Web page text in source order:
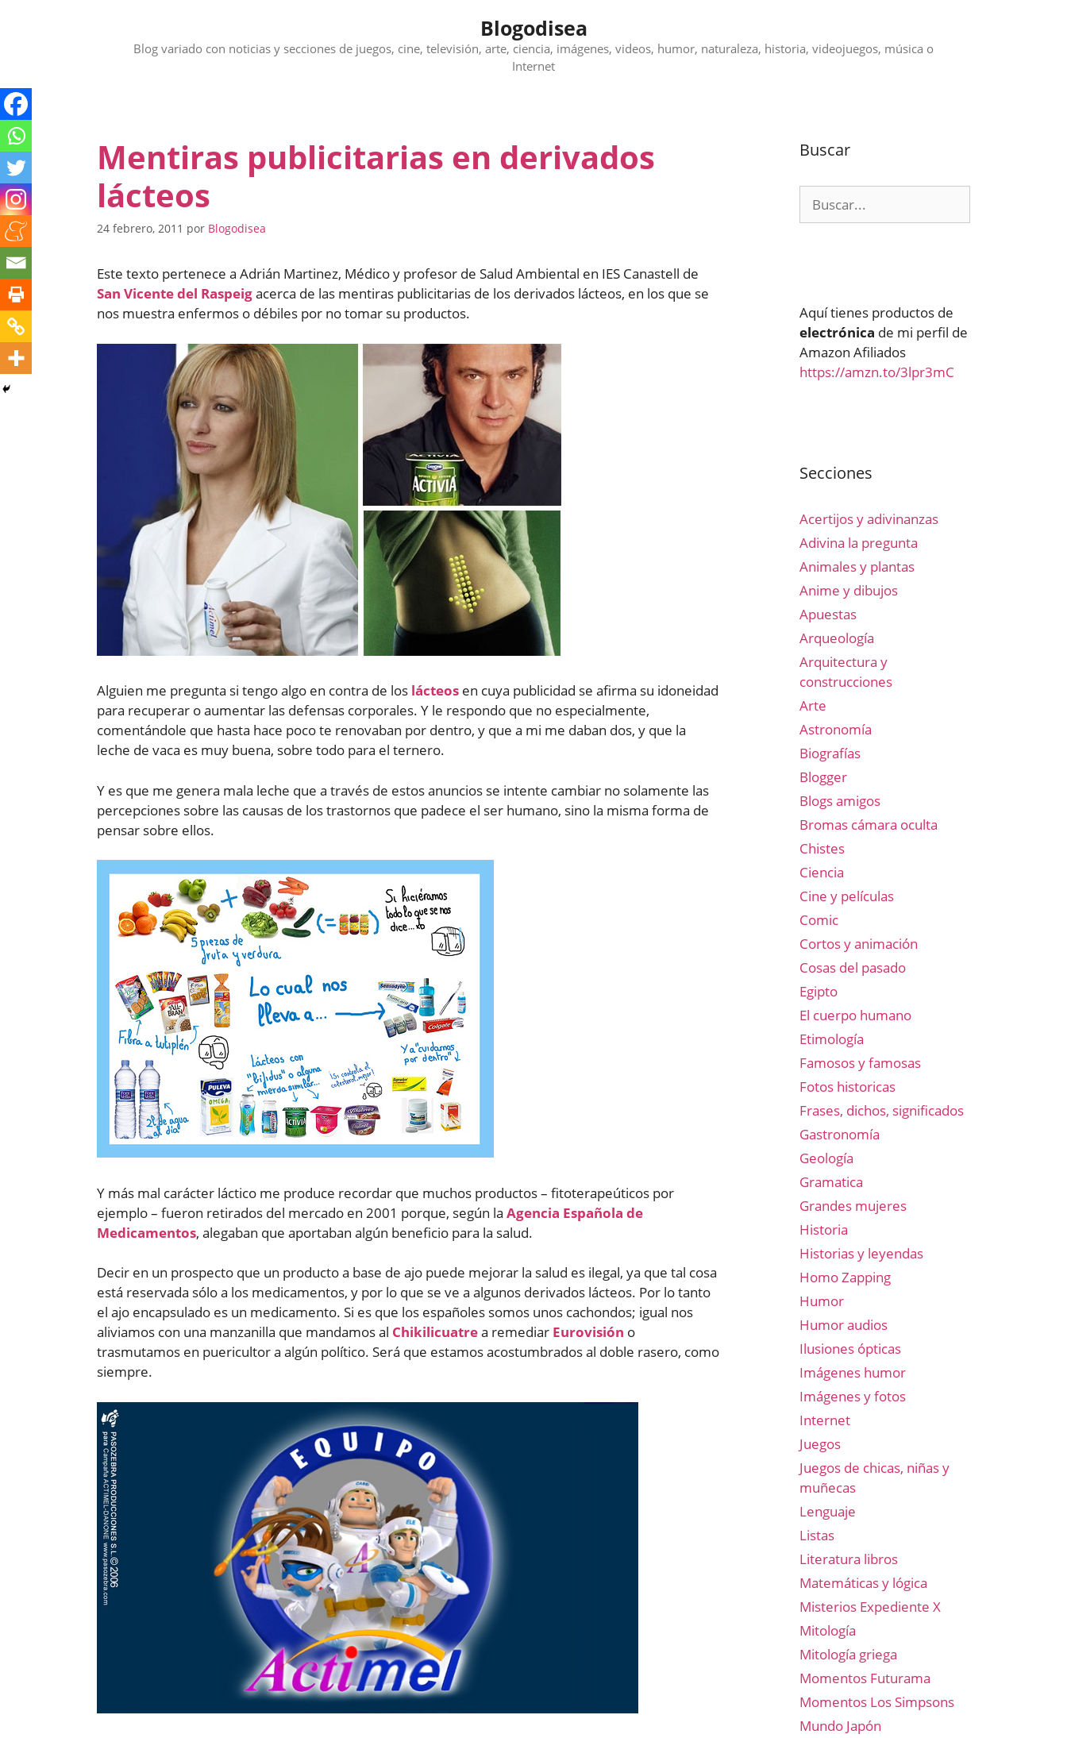
Blogodisea
Blog variado con noticias y secciones de juegos, cine, televisión, arte, ciencia, imágenes, videos, humor, naturaleza, historia, videojuegos, música o
Internet
Mentiras publicitarias en derivados
lácteos
24 febrero, 2011 por Blogodisea
Este texto pertenece a Adrián Martinez, Médico y profesor de Salud Ambiental en IES Canastell de
San Vicente del Raspeigacerca de las mentiras publicitarias de los derivados lácteos, en los que se
nos muestra enfermos o débiles por no tomar su productos.
Alguien me pregunta si tengo algo en contra de los lácteos en cuya publicidad se afirma su idoneidad
para recuperar o aumentar las defensas corporales. Y le respondo que no especialmente,
comentándole que hasta hace poco te renovaban por dentro, y que a mi me daban dos, y que la
leche de vaca es muy buena, sobre todo para el ternero.
Y es que me genera mala leche que a través de estos anuncios se intente cambiar no solamente las
percepciones sobre las causas de los trastornos que padece el ser humano, sino la misma forma de
pensar sobre ellos.
Y más mal carácter láctico me produce recordar que muchos productos – fitoterapeúticos por
ejemplo – fueron retirados del mercado en 2001 porque, según la Agencia Española de
Medicamentos, alegaban que aportaban algún beneficio para la salud.
Decir en un prospecto que un producto a base de ajo puede mejorar la salud es ilegal, ya que tal cosa
está reservada sólo a los medicamentos, y por lo que se ve a algunos derivados lácteos. Por lo tanto
el ajo encapsulado es un medicamento. Si es que los españoles somos unos cachondos; igual nos
aliviamos con una manzanilla que mandamos al Chikilicuatrea remediar Eurovisión o
trasmutamos en puericultor a algún político. Será que estamos acostumbrados al doble rasero, como
siempre.
Buscar
Aquí tienes productos de
electrónica de mi perfil de
Amazon Afiliados
https://amzn.to/3lpr3mC
Secciones
Acertijos y adivinanzas
Adivina la pregunta
Animales y plantas
Anime y dibujos
Apuestas
Arqueología
Arquitectura y
construcciones
Arte
Astronomía
Biografías
Blogger
Blogs amigos
Bromas cámara oculta
Chistes
Ciencia
Cine y películas
Comic
Cortos y animación
Cosas del pasado
Egipto
El cuerpo humano
Etimología
Famosos y famosas
Fotos historicas
Frases, dichos, significados
Gastronomía
Geología
Gramatica
Grandes mujeres
Historia
Historias y leyendas
Homo Zapping
Humor
Humor audios
Ilusiones ópticas
Imágenes humor
Imágenes y fotos
Internet
Juegos
Juegos de chicas, niñas y
muñecas
Lenguaje
Listas
Literatura libros
Matemáticas y lógica
Misterios Expediente X
Mitología
Mitología griega
Momentos Futurama
Momentos Los Simpsons
Mundo Japón